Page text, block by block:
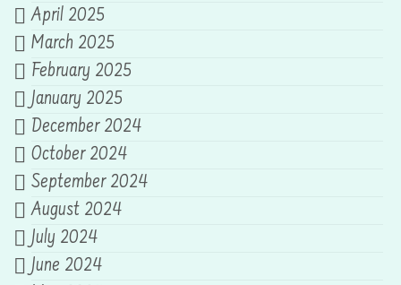
April 2025
March 2025
February 2025
January 2025
December 2024
October 2024
September 2024
August 2024
July 2024
June 2024